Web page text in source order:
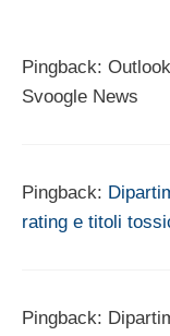
Pingback:
Svoogle News
Pingback:
rating e titoli
Pingback: